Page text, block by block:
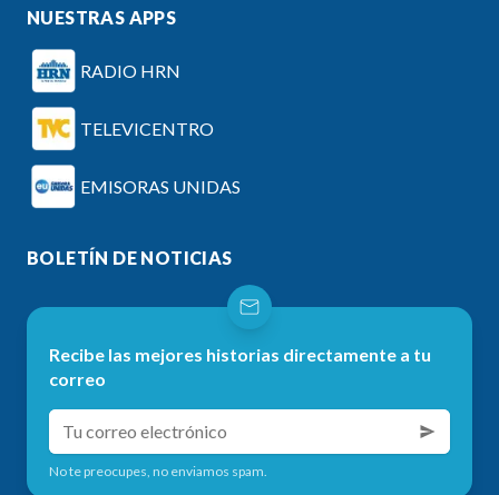
NUESTRAS APPS
RADIO HRN
TELEVICENTRO
EMISORAS UNIDAS
BOLETÍN DE NOTICIAS
Recibe las mejores historias directamente a tu
correo
No te preocupes, no enviamos spam.